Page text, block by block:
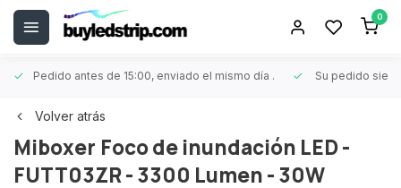
0
Pedido antes de 15:00, enviado el mismo día . Su pedido
Volver atrás
Miboxer Foco de inundación LED -
FUTT03ZR - 3300 Lumen - 30W